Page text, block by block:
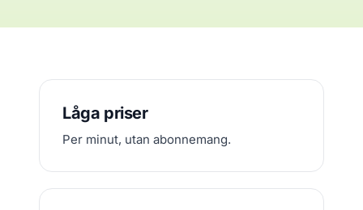
Låga priser
Per minut, utan abonnemang.